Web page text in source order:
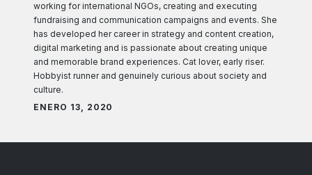
working for international NGOs, creating and executing
fundraising and communication campaigns and events. She
has developed her career in strategy and content creation,
digital marketing and is passionate about creating unique
and memorable brand experiences. Cat lover, early riser.
Hobbyist runner and genuinely curious about society and
culture.
ENERO 13, 2020